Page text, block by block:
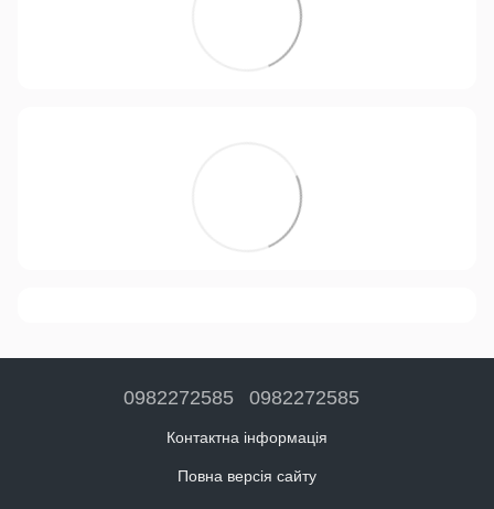
0982272585 0982272585
Контактна інформація
Повна версія сайту